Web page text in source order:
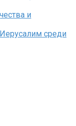
и
среди